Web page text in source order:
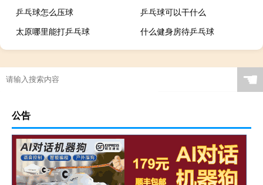
乒乓球怎么压球
乒乓球可以干什么
太原哪里能打乒乓球
什么健身房待乒乓球
多旋翼无人机飞行原理
☚
公告